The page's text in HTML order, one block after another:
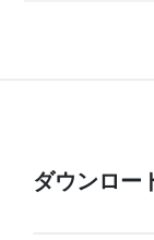
ダウンロー